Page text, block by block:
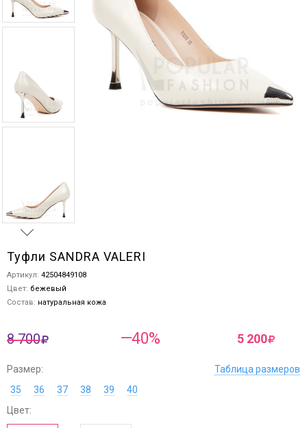
Туфли SANDRA VALERI
Артикул: 42504849108
Цвет: бежевый
Состав: натуральная кожа
8 700 —40% 5 200
Размер:
Таблица размеров
35
36 37 38 39
40
Цвет: